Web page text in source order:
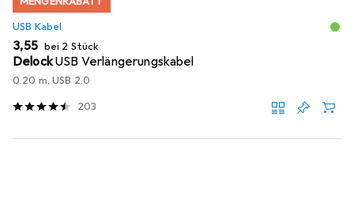
USB Kabel
EUR
3,55 bei 2 Stück
DelockUSB Verlängerungskabel
0.20 m, USB 2.0
203